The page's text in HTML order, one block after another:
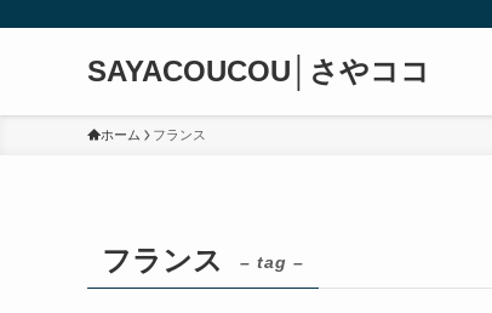
SAYACOUCOU│さやココ
ホーム フランス
フランス – tag –